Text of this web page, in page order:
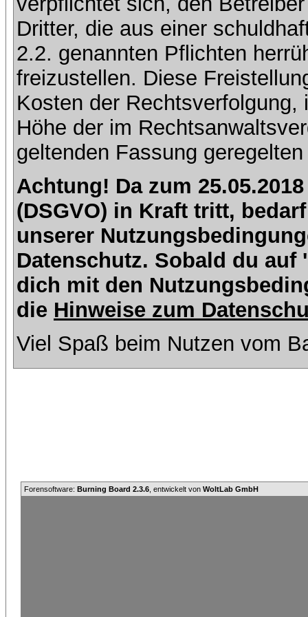
Dritter, die aus einer
2.2. genannten Pflichten
freizustellen. Diese
Kosten der
Höhe der im
geltenden Fassung
Achtung! Da zum
(DSGVO) in Kraft tritt,
unserer
Datenschutz. Sobald du
dich mit den
die Hinweise zum
Viel Spaß beim Nutzen vom
Forensoftware: Burning Board 2.3.6 , entwickelt von WoltLab GmbH